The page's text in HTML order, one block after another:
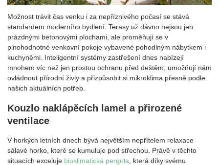
Možnost trávit čas venku i za nepříznivého počasí se stává
standardem moderního bydlení. Terasy už dávno nejsou jen
prázdnými betonovými plochami, ale proměňují se v
plnohodnotné venkovní pokoje vybavené pohodlným nábytkem i
kuchyněmi. Inteligentní systémy zastřešení dnes nabízejí
mnohem víc než jen prostou ochranu před deštěm; umožňují nám
ovládnout přírodní živly a přizpůsobit si mikroklima přesně podle
našich aktuálních potřeb.
Kouzlo naklápěcích lamel a přirozené
ventilace
V horkých letních dnech bývá největším nepřítelem relaxace
sálavé horko, které se kumuluje pod střechou. Právě v těchto
situacích exceluje bioklimatická pergola , která díky svému